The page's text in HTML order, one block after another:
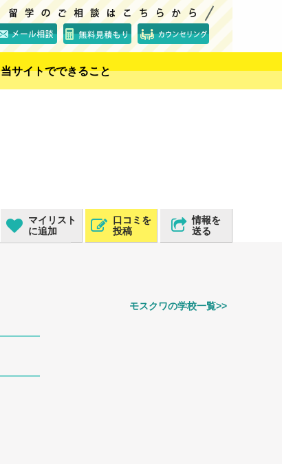
当サイトでできること
マイリスト
に追加
口コミを
投稿
情報を
送る
モスクワの学校一覧>>